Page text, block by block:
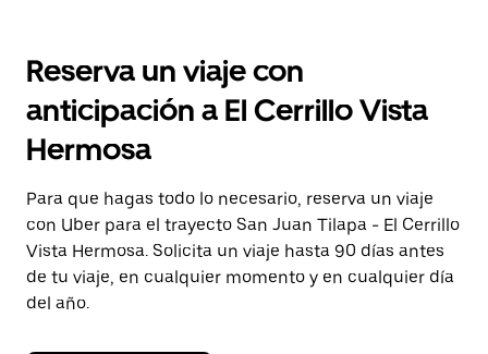
el
y
selecciona
una
Presiona
la
tecla Esc
para
cerrar
el
calendario.
Reserva un viaje con
anticipación a El Cerrillo Vista
Hermosa
Para que hagas todo lo necesario, reserva un viaje
con Uber para el trayecto San Juan Tilapa - El Cerrillo
Vista Hermosa. Solicita un viaje hasta 90 días antes
de tu viaje, en cualquier momento y en cualquier día
del año.